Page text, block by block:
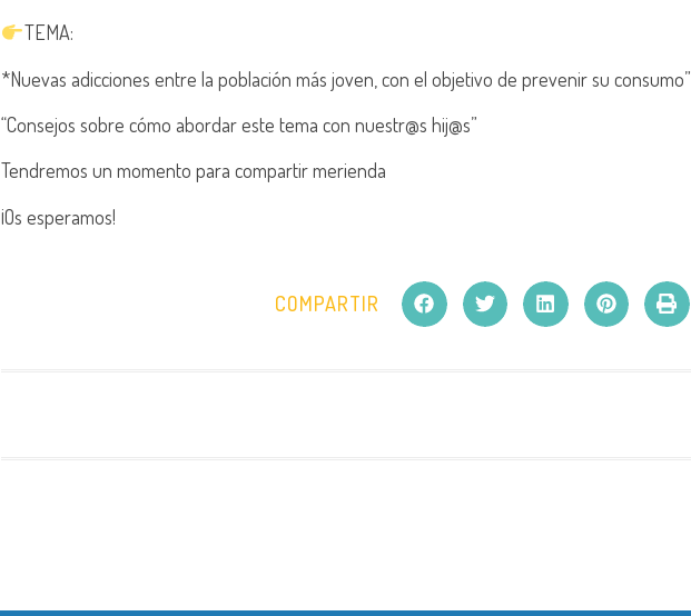
TEMA:
*Nuevas adicciones entre la población más joven, con el objetivo de prevenir su consumo”
“Consejos sobre cómo abordar este tema con nuestr@s hij@s”
Tendremos un momento para compartir merienda
¡Os esperamos!
COMPARTIR